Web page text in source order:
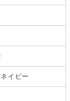
イビー